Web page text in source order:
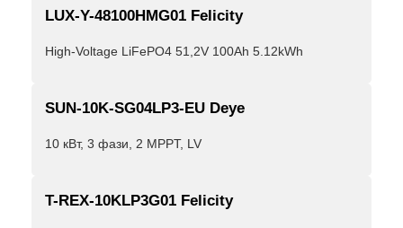
LUX-Y-48100HMG01 Felicity
High-Voltage LiFePO4 51,2V 100Ah 5.12kWh
SUN-10K-SG04LP3-EU Deye
10 кВт, 3 фази, 2 MPPT, LV
T-REX-10KLP3G01 Felicity